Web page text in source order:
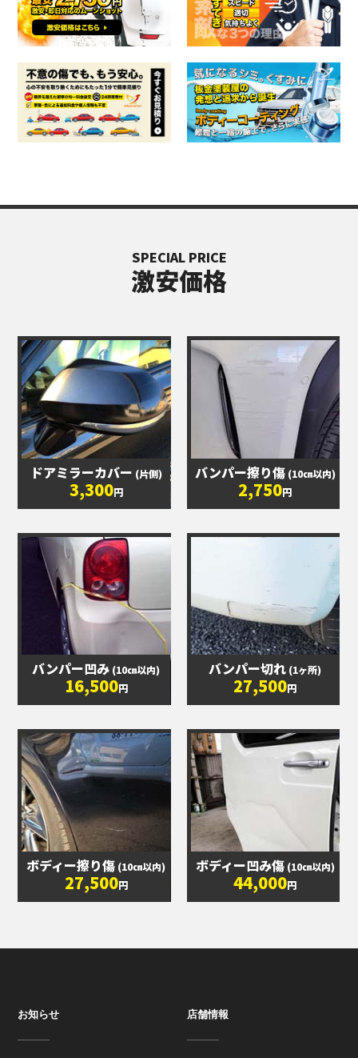
SPECIAL PRICE
激安価格
ドアミラーカバー (片側)
3,300円
バンパー擦り傷 (10㎝以内)
2,750円
バンパー凹み (10㎝以内)
16,500円
バンパー切れ (1ヶ所)
27,500円
ボディー擦り傷 (10㎝以内)
27,500円
ボディー凹み傷 (10㎝以内)
44,000円
お知らせ 店舗情報